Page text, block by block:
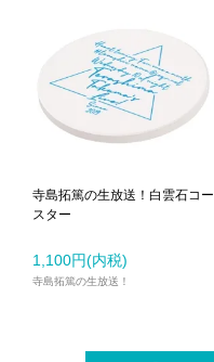
寺島拓篤の生放送！白雲石コー
スター
1,100円(内税)
寺島拓篤の生放送！